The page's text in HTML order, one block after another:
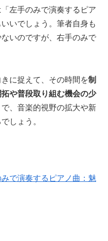
左手のみで演奏するピア
いでしょう。筆者自身も
いのですが、右手のみで
に捉えて、その時間を制
や普段取り組む機会の少
で、音楽的視野の拡大や新
しょう。
みで演奏するピアノ曲：魅